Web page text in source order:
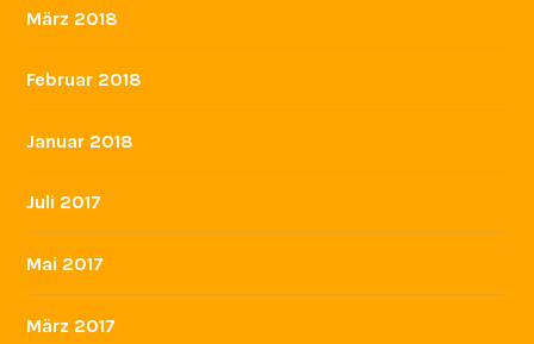
März 2018
Februar 2018
Januar 2018
Juli 2017
Mai 2017
März 2017